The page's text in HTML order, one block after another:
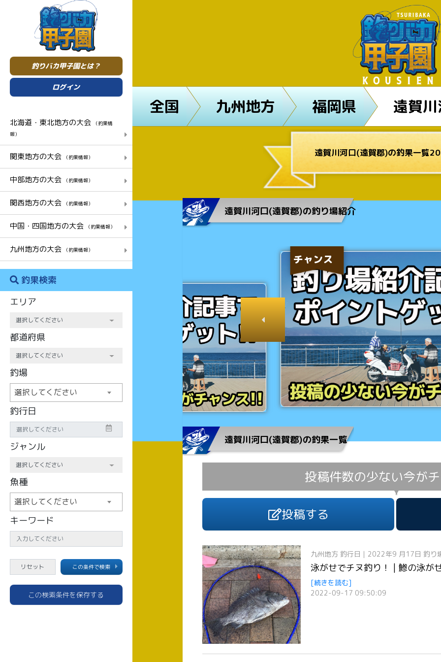
釣りバカ甲子園とは？
ログイン
北海道・東北地方の大会
（釣果情
報）
関東地方の大会 （釣果情報）
中部地方の大会 （釣果情報）
関西地方の大会 （釣果情報）
中国・四国地方の大会 （釣果情報）
九州地方の大会 （釣果情報）
釣果検索
エリア
都道府県
釣場
選択してください
釣行日
ジャンル
魚種
選択してください
キーワード
この条件で検索
この検索条件を保存する
全国 九州地方 福岡県 遠賀
遠賀川河口(遠賀郡)の釣果一覧
遠賀川河口(遠賀郡)の釣り場紹介
チャンス
チャンス
遠賀川河口(遠賀郡)の釣果一覧
投稿件数の少ない今が
投稿する
九州地方 釣行日｜2022年9 月17日 釣り
泳がせでチヌ釣り！ | 鯵の泳が
[続きを読む]
2022-09-17 09:50:09